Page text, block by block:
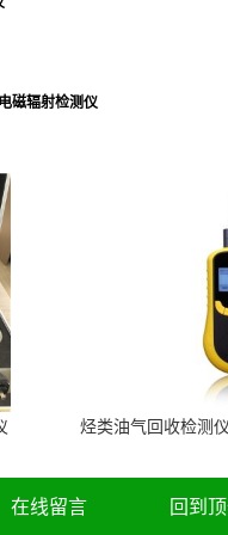
磁辐射检测仪
烃类油气回收检测
在线留言 回到